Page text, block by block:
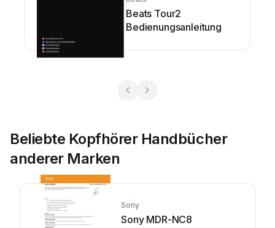
Beats Tour2
Bedienungsanleitung
Beliebte Kopfhörer Handbücher
anderer Marken
Sony
Sony MDR-NC8